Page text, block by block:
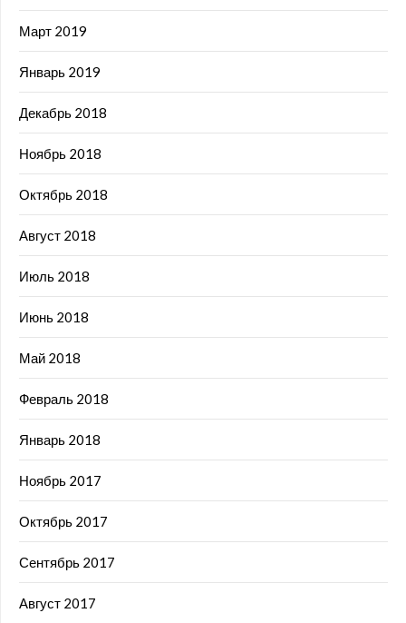
Март 2019
Январь 2019
Декабрь 2018
Ноябрь 2018
Октябрь 2018
Август 2018
Июль 2018
Июнь 2018
Май 2018
Февраль 2018
Январь 2018
Ноябрь 2017
Октябрь 2017
Сентябрь 2017
Август 2017